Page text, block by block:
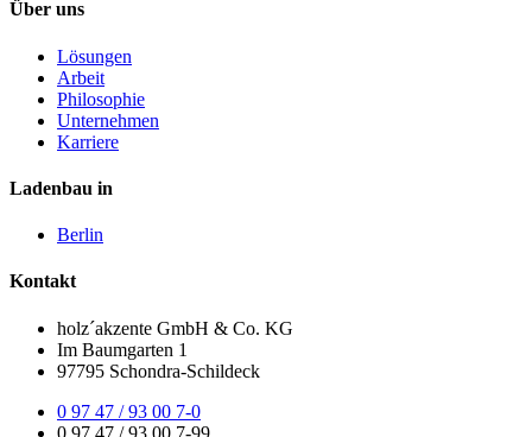
Über uns
Lösungen
Arbeit
Philosophie
Unternehmen
Karriere
Ladenbau in
Berlin
Kontakt
holz´akzente GmbH & Co. KG
Im Baumgarten 1
97795 Schondra-Schildeck
0 97 47 / 93 00 7-0
0 97 47 / 93 00 7-99